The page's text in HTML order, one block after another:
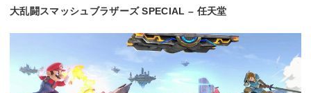
大乱闘スマッシュブラザーズ SPECIAL – 任天堂